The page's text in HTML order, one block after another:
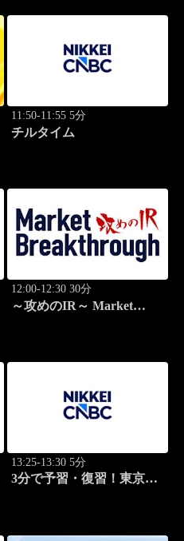
11:50-11:55 5分
チルタイム
12:00-12:30 30分
～攻めのIR～ Market
13:25-13:30 5分
3分で予習・復習！東京市